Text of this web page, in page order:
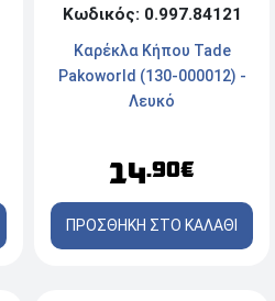
Κωδικός: 0.997.84121
Καρέκλα Κήπου Tade
Pakoworld (130-000012) -
Λευκό
14.90€
ΠΡΟΣΘΗΚΗ ΣΤΟ ΚΑΛΑΘΙ